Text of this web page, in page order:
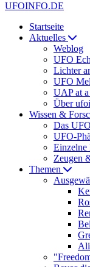
UFOINFO.DE
Startseite
Aktuelles
Weblog
UFO
Lichter
UFO
UAP at
Über
Wissen &
Das
UFO-
Einzelne
Zeugen
Themen